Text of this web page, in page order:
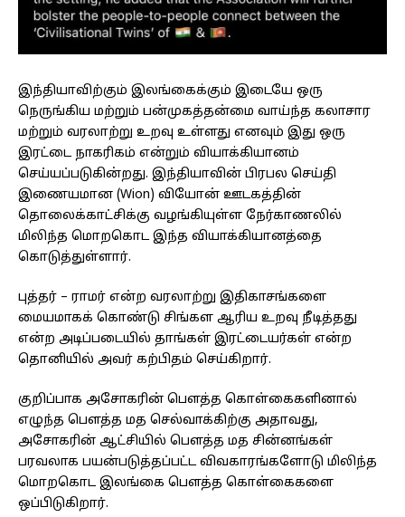
இந்தியாவிற்கும் இலங்கைக்கும் இடையே ஒரு
நெருங்கிய மற்றும் பன்முகத்தன்மை வாய்ந்த கலாசார
மற்றும் வரலாற்று உறவு உள்ளது எனவும் இது ஒரு
இரட்டை நாகரிகம் என்றும் வியாக்கியானம்
செய்யப்படுகின்றது. இந்தியாவின் பிரபல செய்தி
இணையமான (Wion) வியோன் ஊடகத்தின்
தொலைக்காட்சிக்கு வழங்கியுள்ள நேர்காணலில்
மிலிந்த மொறகொட இந்த வியாக்கியானத்தை
கொடுத்துள்ளார்.
புத்தர் – ராமர் என்ற வரலாற்று இதிகாசங்களை
மையமாகக் கொண்டு சிங்கள ஆரிய உறவு நீடித்தது
என்ற அடிப்படையில் தாங்கள் இரட்டையர்கள் என்ற
தொனியில் அவர் கற்பிதம் செய்கிறார்.
குறிப்பாக அசோகரின் பௌத்த கொள்கைகளினால்
எழுந்த பௌத்த மத செல்வாக்கிற்கு அதாவது,
அசோகரின் ஆட்சியில் பௌத்த மத சின்னங்கள்
பரவலாக பயன்படுத்தப்பட்ட விவகாரங்களோடு மிலிந்த
மொறகொட இலங்கை பௌத்த கொள்கைகளை
ஒப்பிடுகிறார்.